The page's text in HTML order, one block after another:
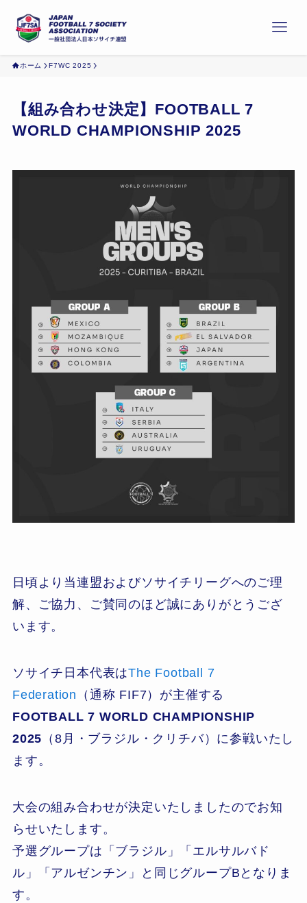
ホーム F7WC 2025
【組み合わせ決定】FOOTBALL 7
WORLD CHAMPIONSHIP 2025
日頃より当連盟およびソサイチリーグへのご理
解、ご協力、ご賛同のほど誠にありがとうござ
います。
ソサイチ日本代表はThe Football 7
Federation （通称 FIF7）が主催する
FOOTBALL 7 WORLD CHAMPIONSHIP
2025 （8月・ブラジル・クリチバ）に参戦いたし
ます。
大会の組み合わせが決定いたしましたのでお知
らせいたします。
予選グループは「ブラジル」「エルサルバド
ル」「アルゼンチン」と同じグループBとなりま
す。